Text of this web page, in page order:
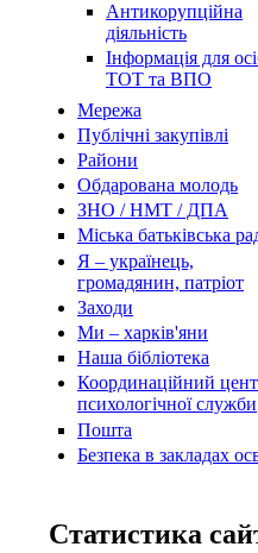
Антикорупційна
діяльність
Інформація для
ТОТ та ВПО
Мережа
Публічні закупівлі
Райони
Обдарована молодь
ЗНО / НМТ / ДПА
Міська батьківська
Я – українець,
громадянин, патріот
Заходи
Ми – харків'яни
Наша бібліотека
Координаційний
психологічної служби
Пошта
Безпека в закладах
Статистика